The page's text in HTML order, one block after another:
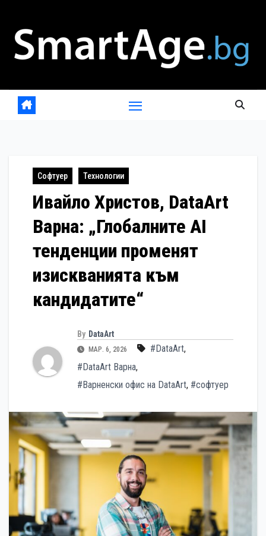
content
Софтуер Технологии
Ивайло Христов, DataArt
Варна: „Глобалните AI
тенденции променят
изискванията към
кандидатите“
By DataArt
МАР. 6, 2026 #DataArt,
#DataArt Варна,
#Варненски офис на DataArt, #софтуер